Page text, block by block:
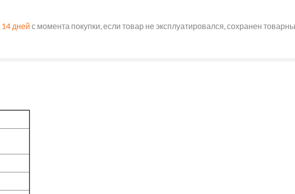
14 дней с момента покупки, если товар не эксплуатировался, сохранен